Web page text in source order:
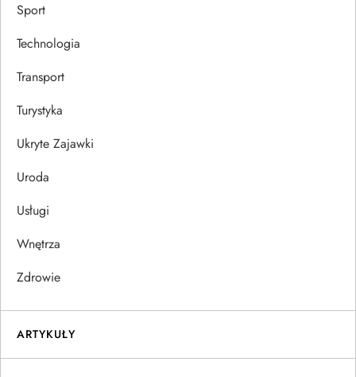
Sport
Technologia
Transport
Turystyka
Ukryte Zajawki
Uroda
Usługi
Wnętrza
Zdrowie
ARTYKUŁY